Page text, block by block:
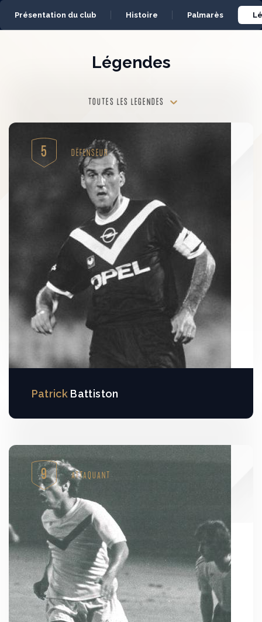
Présentation du club Histoire Palmarès
Légendes
TOUTES LES LÉGENDES
5 DÉFENSEUR
Patrick Battiston
9 ATTAQUANT
Panneau de gestion des cookies